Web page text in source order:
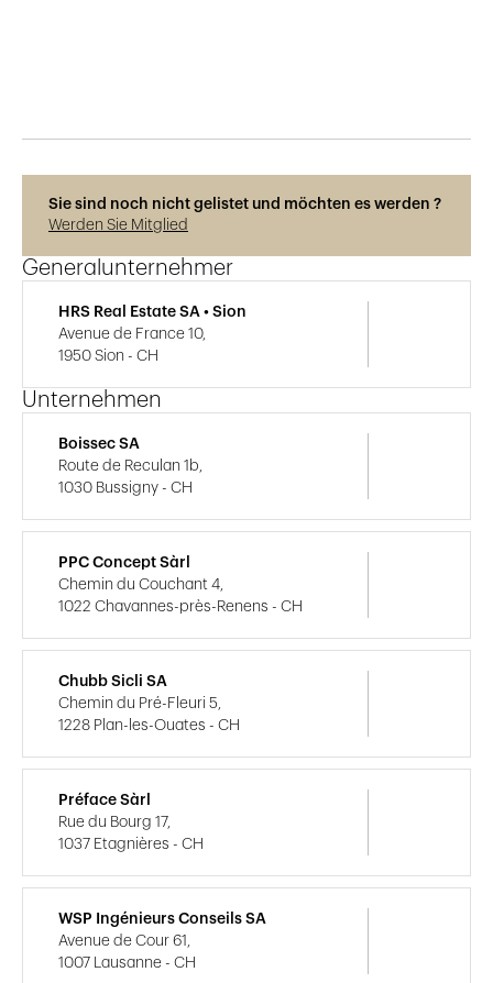
Sie sind noch nicht gelistet und möchten es werden ?
Werden Sie Mitglied
Generalunternehmer
HRS Real Estate SA • Sion
Avenue de France 10,
1950 Sion - CH
Unternehmen
Boissec SA
Route de Reculan 1b,
1030 Bussigny - CH
PPC Concept Sàrl
Chemin du Couchant 4,
1022 Chavannes-près-Renens - CH
Chubb Sicli SA
Chemin du Pré-Fleuri 5,
1228 Plan-les-Ouates - CH
Préface Sàrl
Rue du Bourg 17,
1037 Etagnières - CH
WSP Ingénieurs Conseils SA
Avenue de Cour 61,
1007 Lausanne - CH